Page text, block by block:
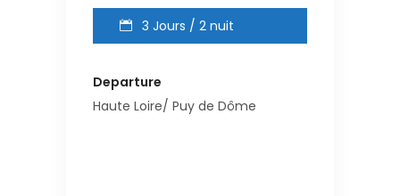
3 Jours / 2 nuit
Departure
Haute Loire/ Puy de Dôme